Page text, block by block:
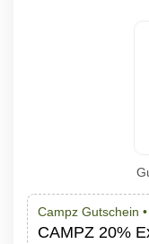
Campz Gutschein •
CAMPZ 20%